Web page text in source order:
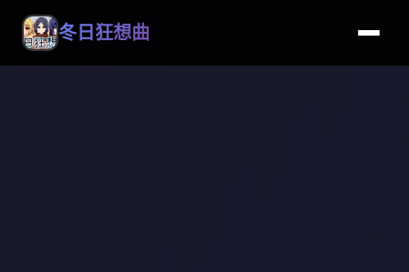
冬日狂想曲